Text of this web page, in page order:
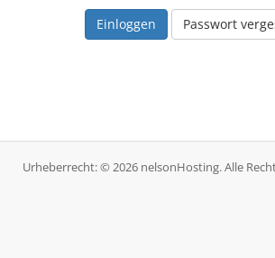
Passwort
Urheberrecht: © 2026 nelsonHosting. Alle